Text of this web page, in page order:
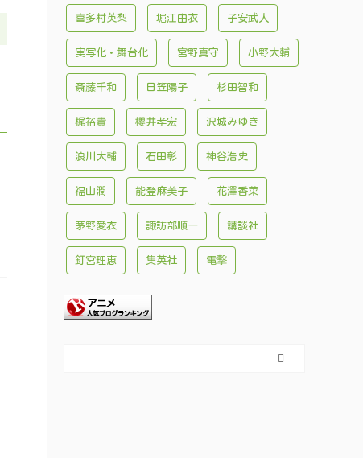
喜多村英梨 堀江由衣 子安武人
実写化・舞台化 宮野真守 小野大輔
斎藤千和 日笠陽子 杉田智和
梶裕貴 櫻井孝宏 沢城みゆき
浪川大輔 石田彰 神谷浩史
福山潤 能登麻美子 花澤香菜
茅野愛衣 諏訪部順一 講談社
釘宮理恵 集英社 電撃